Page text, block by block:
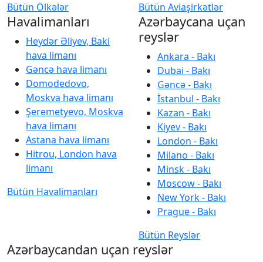
Bütün Ölkələr
Bütün Aviaşirkətlər
Havalimanları
Heydər Əliyev, Baki
hava limanı
Gəncə hava limanı
Domodedovo,
Moskva hava limanı
Şeremetyevo, Moskva
hava limanı
Astana hava limanı
Hitrou, London hava
limanı
Bütün Havalimanları
Azərbaycana uçan
reyslər
Ankara - Bakı
Dubai - Bakı
Gəncə - Bakı
İstanbul - Bakı
Kazan - Bakı
Kiyev - Bakı
London - Bakı
Milano - Bakı
Minsk - Bakı
Moscow - Bakı
New York - Bakı
Prague - Bakı
Bütün Reyslər
Azərbaycandan uçan reyslər